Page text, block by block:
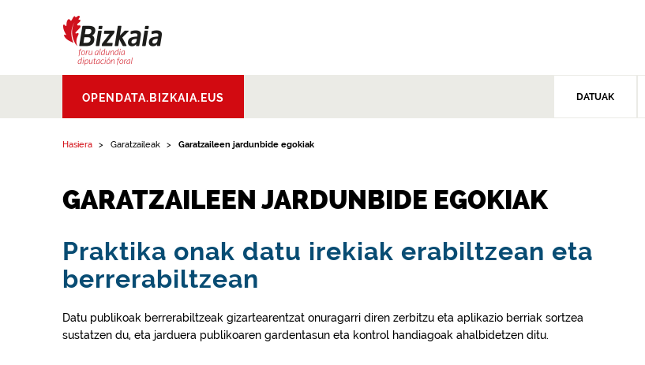
Aldundia.Diputacion
Foral de Bizkaia
OPENDATA.BIZKAIA.EUS DATUAK
Hasiera Garatzaileak Garatzaileen jardunbide egokiak
GARATZAILEEN JARDUNBIDE EGOKIAK
Praktika onak datu irekiak erabiltzean eta
berrerabiltzean
Datu publikoak berrerabiltzeak gizartearentzat onuragarri diren zerbitzu eta aplikazio berriak sortzea
sustatzen du, eta jarduera publikoaren gardentasun eta kontrol handiagoak ahalbidetzen ditu.